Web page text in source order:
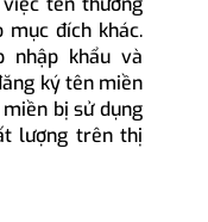
mục đích khác.
nhập khẩu và
ký tên miền
bị sử dụng
lượng trên thị